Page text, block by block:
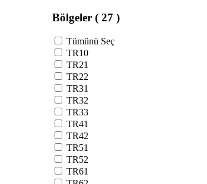
Bölgeler ( 27 )
Tümünü Seç
TR10
TR21
TR22
TR31
TR32
TR33
TR41
TR42
TR51
TR52
TR61